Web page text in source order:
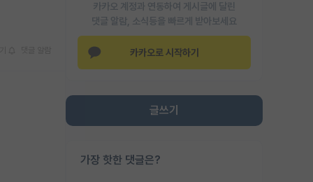
카카오 계정과 연동하여 게시글에 달린
댓글 알람, 소식등을 빠르게 받아보세요
카카오로 시작하기
글쓰기
가장 핫한 댓글은?